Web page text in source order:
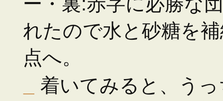
れたので水と砂糖を
点へ。
着いてみると、う